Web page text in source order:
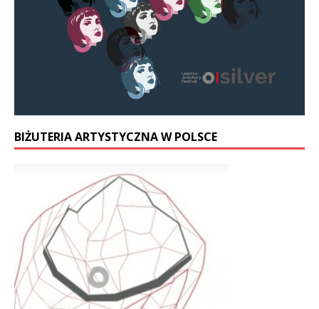
BIŻUTERIA ARTYSTYCZNA W POLSCE